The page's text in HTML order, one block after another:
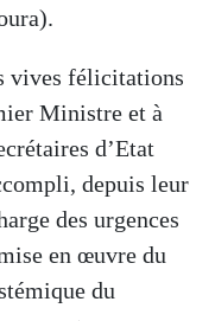
vives félicitations
Ministre et à
d’Etat
depuis leur
des urgences
en œuvre du
du